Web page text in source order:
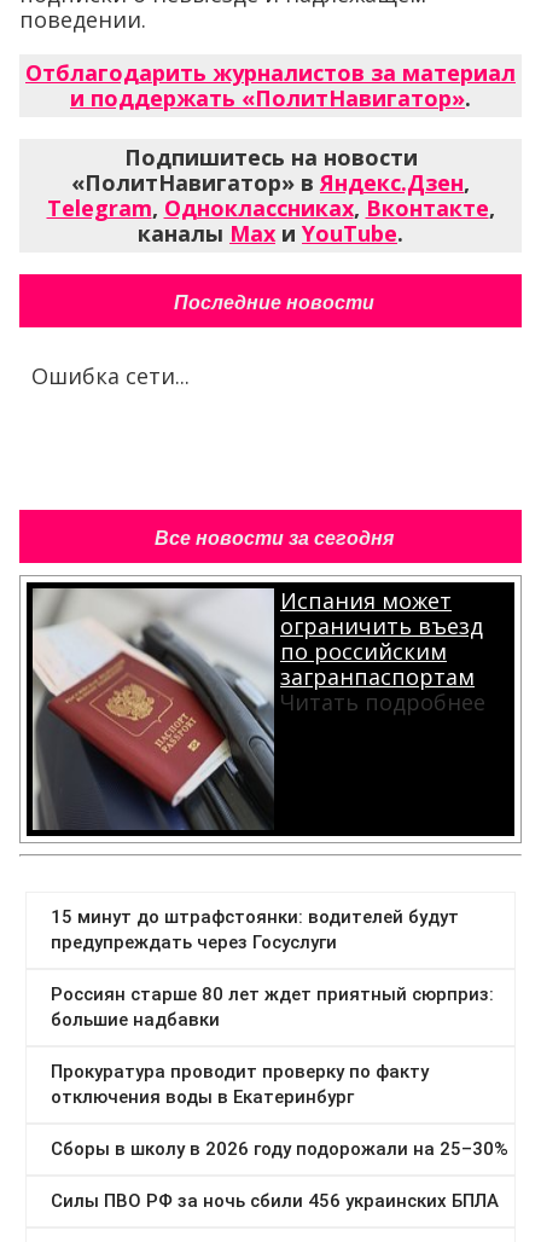
поведении.
Отблагодарить журналистов за материал
и поддержать «ПолитНавигатор».
Подпишитесь на новости
«ПолитНавигатор» вЯндекс.Дзен,
Telegram, Одноклассниках, Вконтакте,
каналы Max и YouTube.
Последние новости
Ошибка сети...
Все новости за сегодня
Испания может
ограничить въезд
по российским
загранпаспортам
Читать подробнее